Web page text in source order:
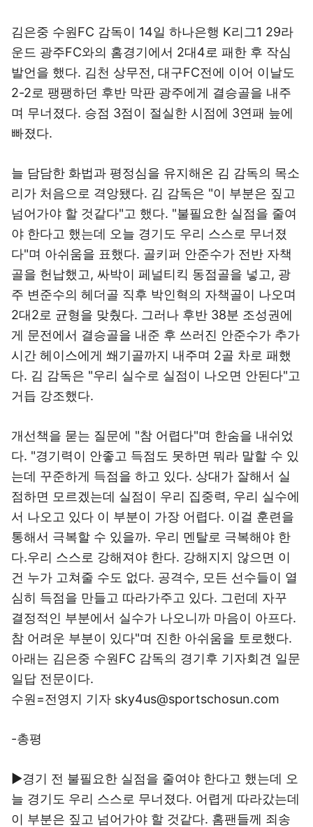
김은중 수원FC 감독이 14일 하나은행 K리그1 29라
운드 광주FC와의 홈경기에서 2대4로 패한 후 작심
발언을 했다. 김천 상무전, 대구FC전에 이어 이날도
2-2로 팽팽하던 후반 막판 광주에게 결승골을 내주
며 무너졌다. 승점 3점이 절실한 시점에 3연패 늪에
빠졌다.
늘 담담한 화법과 평정심을 유지해온 김 감독의 목소
리가 처음으로 격앙됐다. 김 감독은 "이 부분은 짚고
넘어가야 할 것같다"고 했다. "불필요한 실점을 줄여
야 한다고 했는데 오늘 경기도 우리 스스로 무너졌
다"며 아쉬움을 표했다. 골키퍼 안준수가 전반 자책
골을 헌납했고, 싸박이 페널티킥 동점골을 넣고, 광
주 변준수의 헤더골 직후 박인혁의 자책골이 나오며
2대2로 균형을 맞췄다. 그러나 후반 38분 조성권에
게 문전에서 결승골을 내준 후 쓰러진 안준수가 추가
시간 헤이스에게 쐐기골까지 내주며 2골 차로 패했
다. 김 감독은 "우리 실수로 실점이 나오면 안된다"고
거듭 강조했다.
개선책을 묻는 질문에 "참 어렵다"며 한숨을 내쉬었
다. "경기력이 안좋고 득점도 못하면 뭐라 말할 수 있
는데 꾸준하게 득점을 하고 있다. 상대가 잘해서 실
점하면 모르겠는데 실점이 우리 집중력, 우리 실수에
서 나오고 있다 이 부분이 가장 어렵다. 이걸 훈련을
통해서 극복할 수 있을까. 우리 멘탈로 극복해야 한
다.우리 스스로 강해져야 한다. 강해지지 않으면 이
건 누가 고쳐줄 수도 없다. 공격수, 모든 선수들이 열
심히 득점을 만들고 따라가주고 있다. 그런데 자꾸
결정적인 부분에서 실수가 나오니까 마음이 아프다.
참 어려운 부분이 있다"며 진한 아쉬움을 토로했다.
아래는 김은중 수원FC 감독의 경기후 기자회견 일문
일답 전문이다.
수원=전영지 기자 sky4us@sportschosun.com
-총평
▶경기 전 불필요한 실점을 줄여야 한다고 했는데 오
늘 경기도 우리 스스로 무너졌다. 어렵게 따라갔는데
이 부분은 짚고 넘어가야 할 것같다. 홈팬들께 죄송